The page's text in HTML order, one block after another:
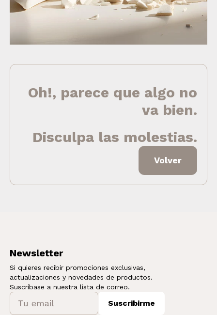
Oh!, parece que algo no
va bien.
Disculpa las molestias.
Volver
Newsletter
Si quieres recibir promociones exclusivas,
actualizaciones y novedades de productos.
Suscríbase a nuestra lista de correo.
Suscribirme